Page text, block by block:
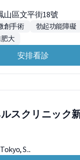
山區文平街18號
創手術 勃起功能障礙
大
安排看診
スクリニック
S...